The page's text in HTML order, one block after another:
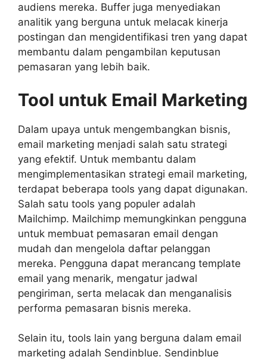
audiens mereka. Buffer juga menyediakan
analitik yang berguna untuk melacak kinerja
postingan dan mengidentifikasi tren yang dapat
membantu dalam pengambilan keputusan
pemasaran yang lebih baik.
Tool untuk Email Marketing
Dalam upaya untuk mengembangkan bisnis,
email marketing menjadi salah satu strategi
yang efektif. Untuk membantu dalam
mengimplementasikan strategi email marketing,
terdapat beberapa tools yang dapat digunakan.
Salah satu tools yang populer adalah
Mailchimp. Mailchimp memungkinkan pengguna
untuk membuat pemasaran email dengan
mudah dan mengelola daftar pelanggan
mereka. Pengguna dapat merancang template
email yang menarik, mengatur jadwal
pengiriman, serta melacak dan menganalisis
performa pemasaran bisnis mereka.
Selain itu, tools lain yang berguna dalam email
marketing adalah Sendinblue. Sendinblue